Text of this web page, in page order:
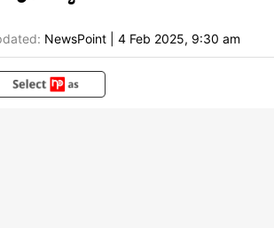
NewsPoint 4 Feb 2025, 9:30 am